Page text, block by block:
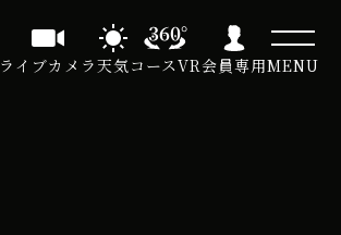
ライブカメラ天気コースVR会員専用MENU